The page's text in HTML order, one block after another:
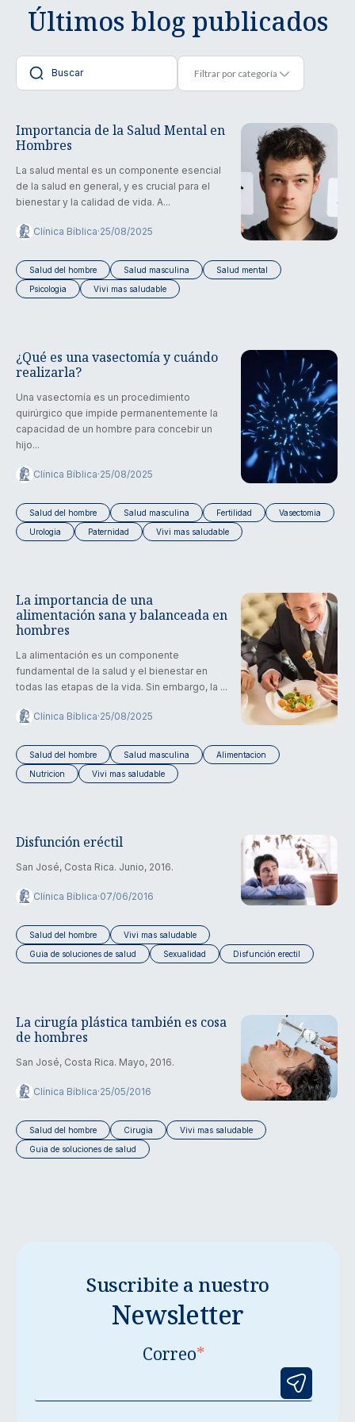
Últimos blog publicados
Importancia de la Salud Mental en
Hombres
La salud mental es un componente esencial
de la salud en general, y es crucial para el
bienestar y la calidad de vida. A...
Clínica Bíblica·25/08/2025
Salud del hombre Salud masculina
Salud mental
Psicologia
Vivi mas saludable
¿Qué es una vasectomía y cuándo
realizarla?
Una vasectomía es un procedimiento
quirúrgico que impide permanentemente la
capacidad de un hombre para concebir un
hijo...
Clínica Bíblica·25/08/2025
Salud del hombre Salud masculina Fertilidad
Vasectomia
Urologia
Paternidad Vivi mas saludable
La importancia de una
alimentación sana y balanceada en
hombres
La alimentación es un componente
fundamental de la salud y el bienestar en
todas las etapas de la vida. Sin embargo, la ...
Clínica Bíblica·25/08/2025
Salud del hombre Salud masculina
Alimentacion
Nutricion
Vivi mas saludable
Disfunción eréctil
San José, Costa Rica. Junio, 2016.
Clínica Bíblica·07/06/2016
Salud del hombre
Vivi mas saludable
Guia de soluciones de salud
Sexualidad Disfunción erectil
La cirugía plástica también es cosa
de hombres
San José, Costa Rica. Mayo, 2016.
Clínica Bíblica·25/05/2016
Salud del hombre Cirugia
Vivi mas saludable
Guia de soluciones de salud
Suscribite a nuestro
Newsletter
Correo*